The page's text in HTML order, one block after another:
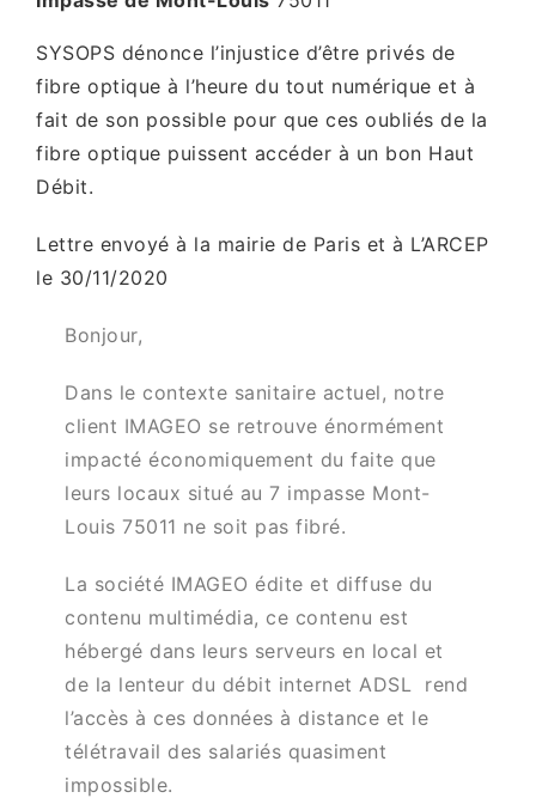
SYSOPS dénonce l’injustice d’être privés de
fibre optique à l’heure du tout numérique et à
fait de son possible pour que ces oubliés de la
fibre optique puissent accéder à un bon Haut
Débit.
Lettre envoyé à la mairie de Paris et à L’ARCEP
le 30/11/2020
Bonjour,
Dans le contexte sanitaire actuel, notre
client IMAGEO se retrouve énormément
impacté économiquement du faite que
leurs locaux situé au 7 impasse Mont-
Louis 75011 ne soit pas fibré.
La société IMAGEO édite et diffuse du
contenu multimédia, ce contenu est
hébergé dans leurs serveurs en local et
de la lenteur du débit internet ADSL rend
l’accès à ces données à distance et le
télétravail des salariés quasiment
impossible.